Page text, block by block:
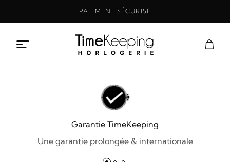
PAIEMENT SÉCURISÉ
Garantie TimeKeeping
Une garantie prolongée & internationale